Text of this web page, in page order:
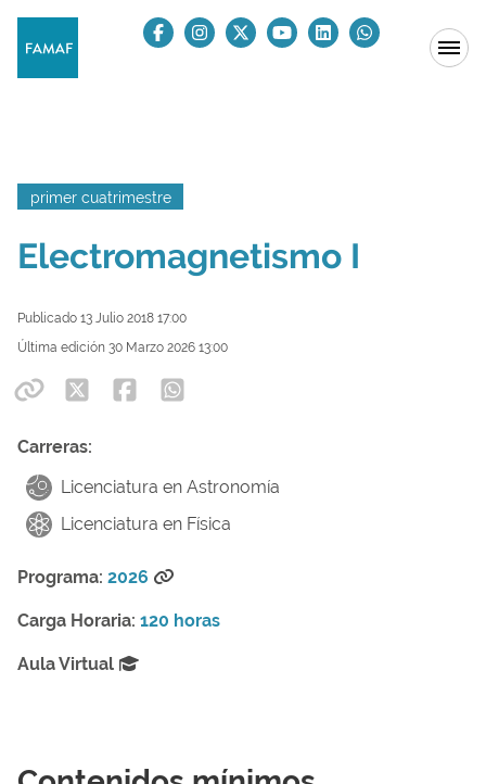
primer cuatrimestre
Electromagnetismo I
Publicado 13 Julio 2018 17:00
Última edición 30 Marzo 2026 13:00
Carreras:
Licenciatura en Astronomía
Licenciatura en Física
Programa: 2026
Carga Horaria: 120 horas
Aula Virtual